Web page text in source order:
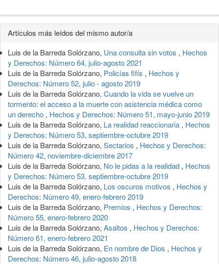
Detalles
del
artículo
Artículos más leídos del mismo autor/a
Luis de la Barreda Solórzano, Una consulta sin votos , Hechos
y Derechos: Número 64, julio-agosto 2021
Luis de la Barreda Solórzano, Policías fifís , Hechos y
Derechos: Número 52, julio - agosto 2019
Luis de la Barreda Solórzano, Cuando la vida se vuelve un
tormento: el acceso a la muerte con asistencia médica como
un derecho , Hechos y Derechos: Número 51, mayo-junio 2019
Luis de la Barreda Solórzano, La realidad reaccionaria , Hechos
y Derechos: Número 53, septiembre-octubre 2019
Luis de la Barreda Solórzano, Sectarios , Hechos y Derechos:
Número 42, noviembre-diciembre 2017
Luis de la Barreda Solórzano, No le pidas a la realidad , Hechos
y Derechos: Número 53, septiembre-octubre 2019
Luis de la Barreda Solórzano, Los oscuros motivos , Hechos y
Derechos: Número 49, enero-febrero 2019
Luis de la Barreda Solórzano, Premios , Hechos y Derechos:
Número 55, enero-febrero 2020
Luis de la Barreda Solórzano, Asaltos , Hechos y Derechos:
Número 61, enero-febrero 2021
Luis de la Barreda Solórzano, En nombre de Dios , Hechos y
Derechos: Número 46, julio-agosto 2018